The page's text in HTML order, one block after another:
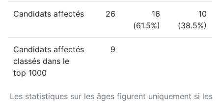
Les statistiques sur les âges figurent uniquement si les
Candidats affectés 26
16
(61.5%)
10
(38.5%)
Candidats affectés
classés dans le
top 1000
9